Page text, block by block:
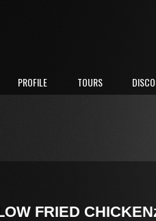
PROFILE TOURS
FRIED